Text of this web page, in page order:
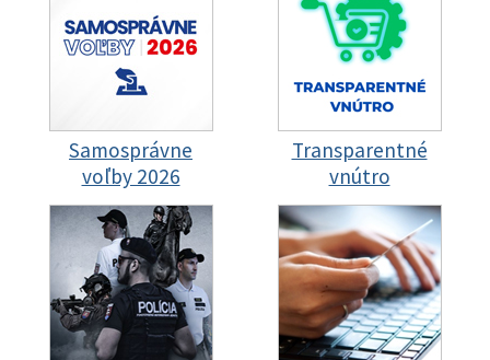
Samosprávne
voľby 2026
Transparentné
vnútro